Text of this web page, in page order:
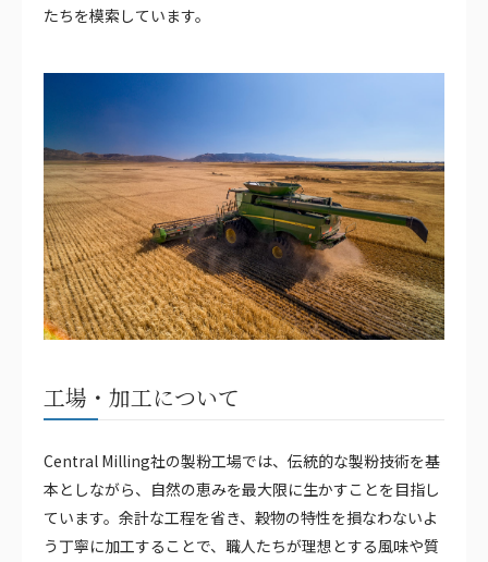
たちを模索しています。
工場・加工について
Central Milling社の製粉工場では、伝統的な製粉技術を基
本としながら、自然の恵みを最大限に生かすことを目指し
ています。余計な工程を省き、穀物の特性を損なわないよ
う丁寧に加工することで、職人たちが理想とする風味や質